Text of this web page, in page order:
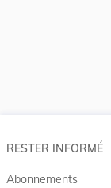
RESTER INFORMÉ
Abonnements